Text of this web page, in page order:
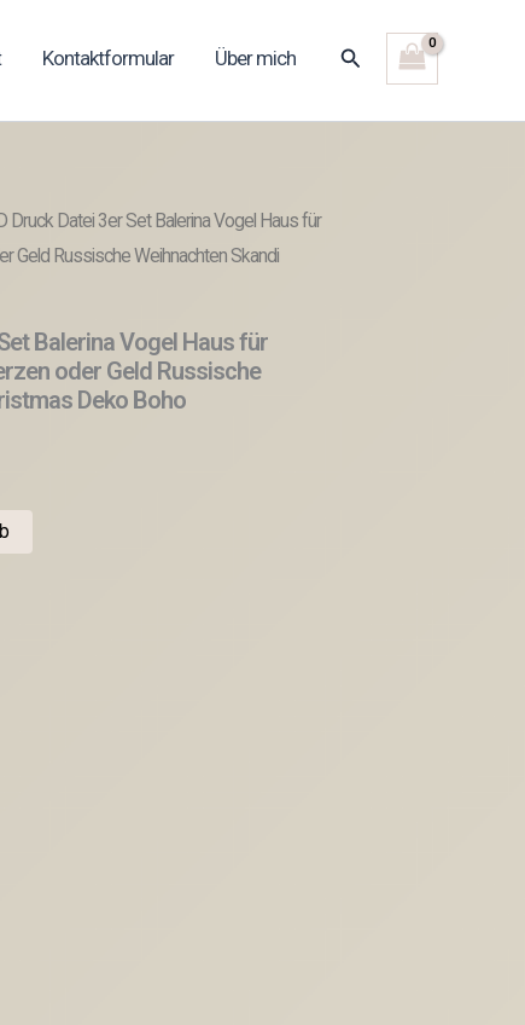
Kontaktformular Über mich Suchen
Druck Datei 3er Set Balerina Vogel Haus für
Geld Russische Weihnachten Skandi
Balerina Vogel Haus für
oder Geld Russische
Deko Boho